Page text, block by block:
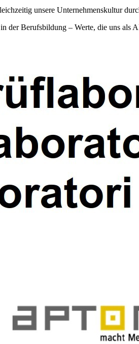
unsere Unternehmenskultur
der Berufsbildung – Werte, die uns als